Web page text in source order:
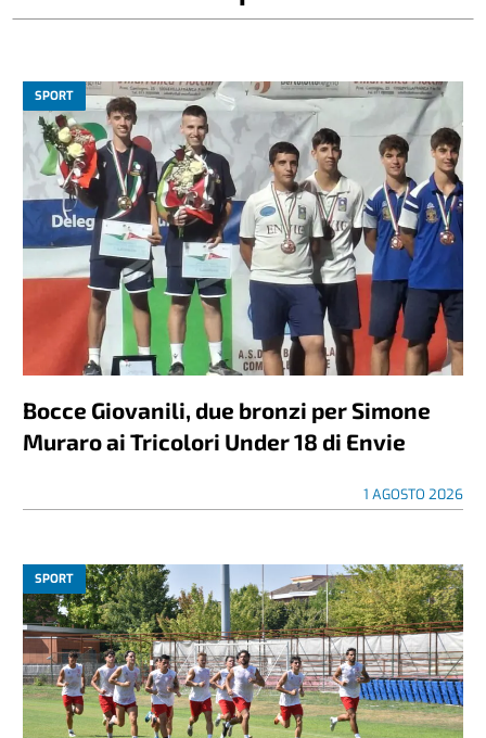
SPORT
Bocce Giovanili, due bronzi per Simone
Muraro ai Tricolori Under 18 di Envie
1 AGOSTO 2026
SPORT